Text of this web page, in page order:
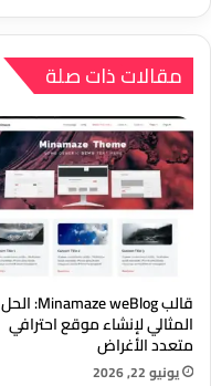
مقالات ذات صلة
قالب Minamaze weBlog: الحل
المثالي لإنشاء موقع احترافي
متعدد الأغراض
يونيو 22, 2026